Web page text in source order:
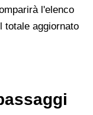
l'elenco
totale aggiornato